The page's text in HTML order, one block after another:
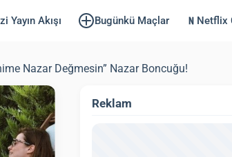
Yayın Akışı Bugünkü Maçlar Netflix
Nazar Değmesin” Nazar Boncuğu!
Reklam